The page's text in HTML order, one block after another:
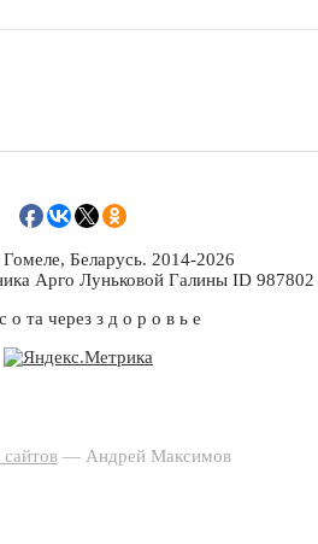
Беларусь. 2014-2026
Арго Луньковой Галины ID 987802
о та через з д о р о в ь е
— Андрей Максимов